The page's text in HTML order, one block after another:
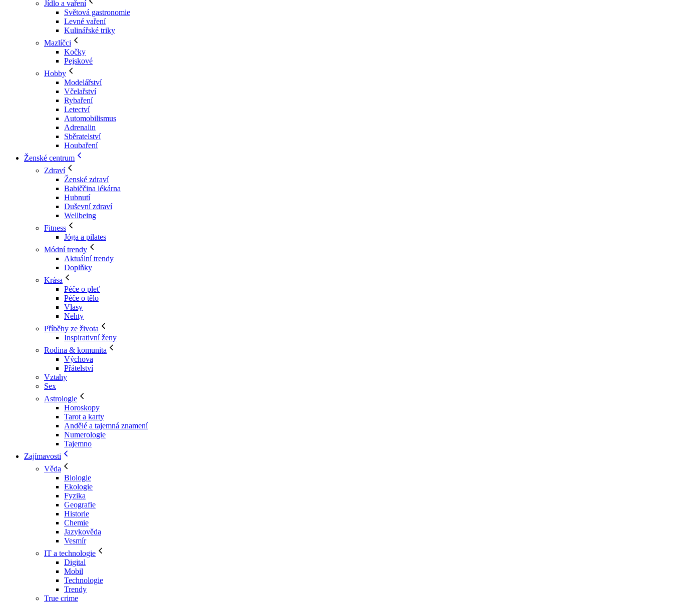
Jídlo a vaření
Světová gastronomie
Levné vaření
Kulinářské triky
Mazlíčci
Kočky
Pejskové
Hobby
Modelářství
Včelařství
Rybaření
Letectví
Automobilismus
Adrenalin
Sběratelství
Houbaření
Ženské centrum
Zdraví
Ženské zdraví
Babiččina lékárna
Hubnutí
Duševní zdraví
Wellbeing
Fitness
Jóga a pilates
Módní trendy
Aktuální trendy
Doplňky
Krása
Péče o pleť
Péče o tělo
Vlasy
Nehty
Příběhy ze života
Inspirativní ženy
Rodina & komunita
Výchova
Přátelství
Vztahy
Sex
Astrologie
Horoskopy
Tarot a karty
Andělé a tajemná znamení
Numerologie
Tajemno
Zajímavosti
Věda
Biologie
Ekologie
Fyzika
Geografie
Historie
Chemie
Jazykověda
Vesmír
IT a technologie
Digital
Mobil
Technologie
Trendy
True crime